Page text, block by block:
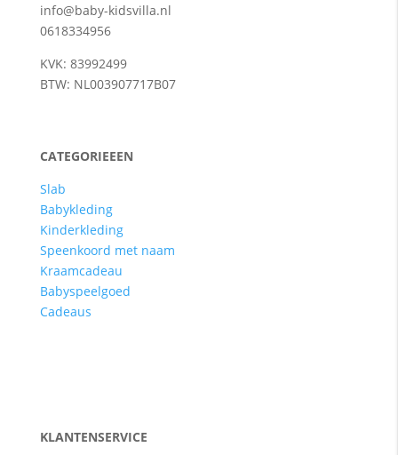
info@baby-kidsvilla.nl
0618334956
KVK: 83992499
BTW: NL003907717B07
CATEGORIEEEN
Slab
Babykleding
Kinderkleding
Speenkoord met naam
Kraamcadeau
Babyspeelgoed
Cadeaus
KLANTENSERVICE